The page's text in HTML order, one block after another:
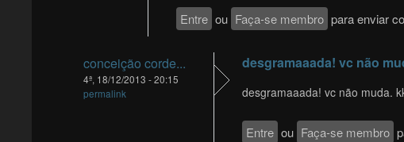
Entre ou Faça-se membro para enviar
conceição corde...
4ª, 18/12/2013 - 20:15
permalink
desgramaaada! vc não
desgramaaada! vc não muda.
Entre ou Faça-se membro